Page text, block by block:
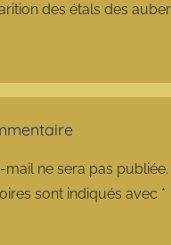
des étals des
ne sera pas publiée.
sont indiqués avec *